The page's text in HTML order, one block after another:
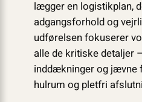
lægger en logistikplan,
adgangsforhold og
udførelsen fokuserer
alle de kritiske detaljer
inddækninger og jævne
hulrum og pletfri